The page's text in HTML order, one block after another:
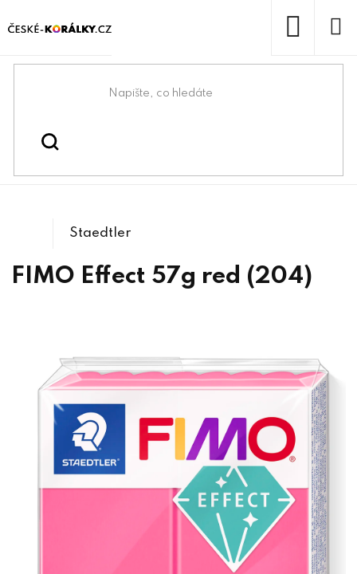
na
Domů
Kreativní tvoření
/ Fimo /
FIMO Effect 57g red (204)
Staedtler